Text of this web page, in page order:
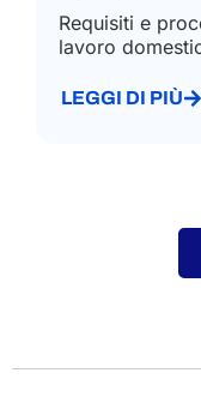
Requisiti e
lavoro
LEGGI DI PIÙ